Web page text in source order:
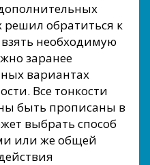
решил обратиться к
необходимую
заранее
вариантах
Все тонкости
быть прописаны в
выбрать способ
или же общей